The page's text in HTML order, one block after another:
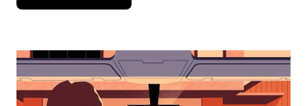
la
bas
interagir
avec